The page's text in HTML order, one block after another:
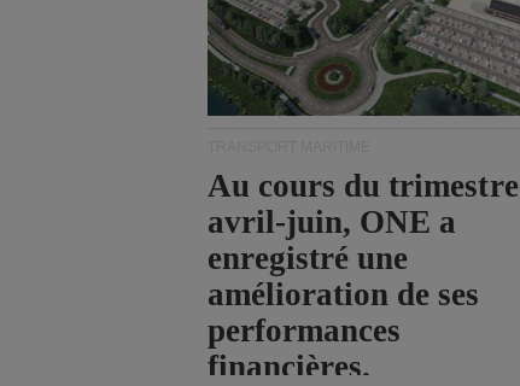
Au cours du trimestre
avril-juin, ONE a
enregistré une
amélioration de ses
performances
financières.